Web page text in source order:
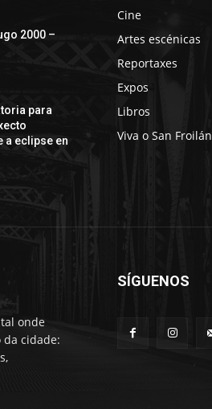
2000 –
para
eclipse en
Cine
Artes escénicas
Reportaxes
Expos
Libros
Viva o San Froilán
onde
cidade:
SÍGUENOS